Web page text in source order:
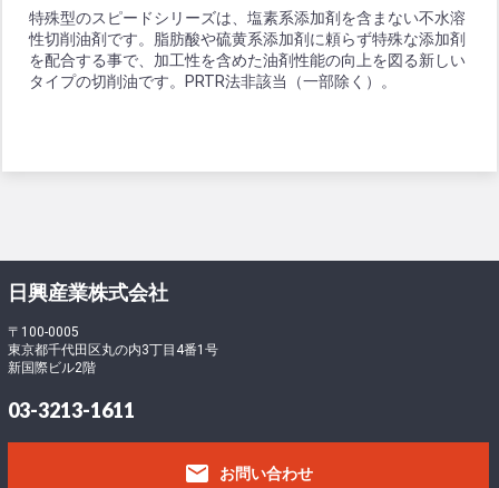
特殊型のスピードシリーズは、塩素系添加剤を含まない不水溶
性切削油剤です。脂肪酸や硫黄系添加剤に頼らず特殊な添加剤
を配合する事で、加工性を含めた油剤性能の向上を図る新しい
タイプの切削油です。PRTR法非該当（一部除く）。
日興産業株式会社
〒100-0005
東京都千代田区丸の内3丁目4番1号
新国際ビル2階
03-3213-1611
email お問い合わせ